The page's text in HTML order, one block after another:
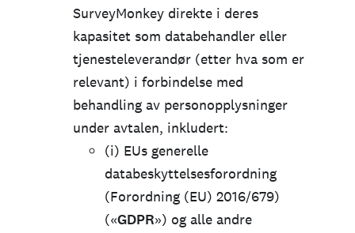
SurveyMonkey direkte i deres
kapasitet som databehandler eller
tjenesteleverandør (etter hva som er
relevant) i forbindelse med
behandling av personopplysninger
under avtalen, inkludert:
(i) EUs generelle
databeskyttelsesforordning
(Forordning (EU) 2016/679)
(«GDPR») og alle andre